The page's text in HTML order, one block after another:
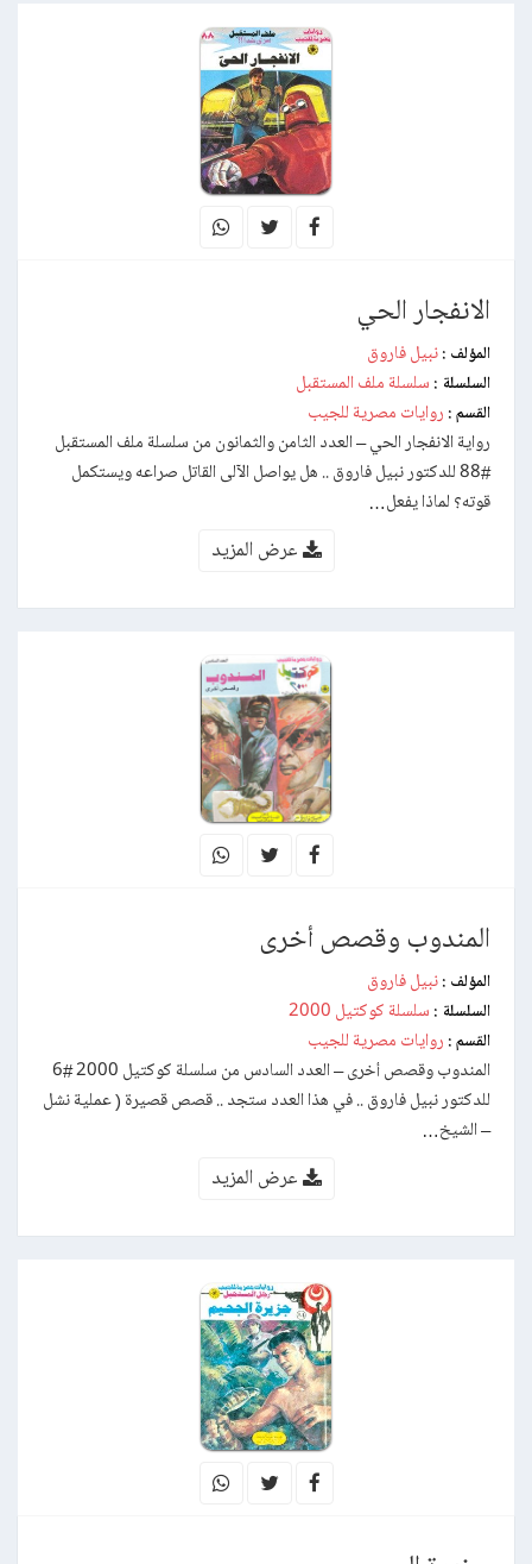
الانفجار الحي
المؤلف : نبيل فاروق
السلسلة : سلسلة ملف المستقبل
القسم : روايات مصرية للجيب
رواية الانفجار الحي – العدد الثامن والثمانون من سلسلة ملف المستقبل
#88 للدكتور نبيل فاروق .. هل يواصل الآلى القاتل صراعه ويستكمل
قوته؟ لماذا يفعل…
عرض المزيد
المندوب وقصص أخرى
المؤلف : نبيل فاروق
السلسلة : سلسلة كوكتيل 2000
القسم : روايات مصرية للجيب
المندوب وقصص أخرى – العدد السادس من سلسلة كوكتيل 2000 #6
للدكتور نبيل فاروق .. في هذا العدد ستجد .. قصص قصيرة ( عملية نشل
– الشيخ…
عرض المزيد